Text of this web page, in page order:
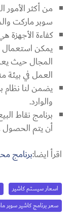
من أكثر
سوبر ماركت
كفاءة الأجهزة
يمكن استعمال
المجال حيث
العمل في بيئة
يضمن لنا نظام
والوارد.
برنامج نقاط
أن يتم الحصول
اقرأ ايضا:برنامج
اسعار سيستم كاشير
سعر برنامج كاشير سوبر